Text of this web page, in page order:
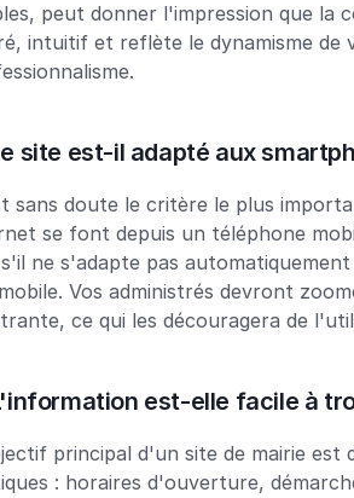
peut donner l'impression que la
intuitif et reflète le dynamisme de
site est-il adapté aux
sans doute le critère le plus
se font depuis un téléphone
ne s'adapte pas
Vos administrés devront
ce qui les découragera de
est-elle facile à
principal d'un site de mairie
: horaires d'ouverture,